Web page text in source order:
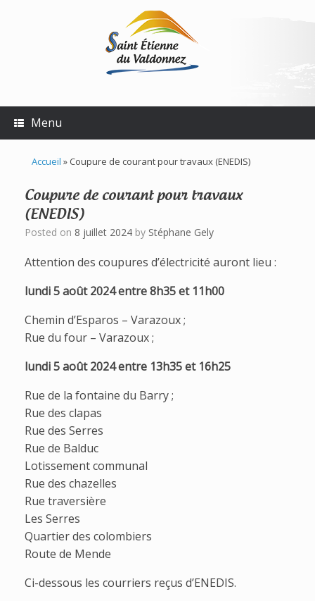
Menu
Accueil » Coupure de courant pour travaux (ENEDIS)
Coupure de courant pour travaux
(ENEDIS)
Posted on 8 juillet 2024 by Stéphane Gely
Attention des coupures d’électricité auront lieu :
lundi 5 août 2024 entre 8h35 et 11h00
Chemin d’Esparos – Varazoux ;
Rue du four – Varazoux ;
lundi 5 août 2024 entre 13h35 et 16h25
Rue de la fontaine du Barry ;
Rue des clapas
Rue des Serres
Rue de Balduc
Lotissement communal
Rue des chazelles
Rue traversière
Les Serres
Quartier des colombiers
Route de Mende
Ci-dessous les courriers reçus d’ENEDIS.